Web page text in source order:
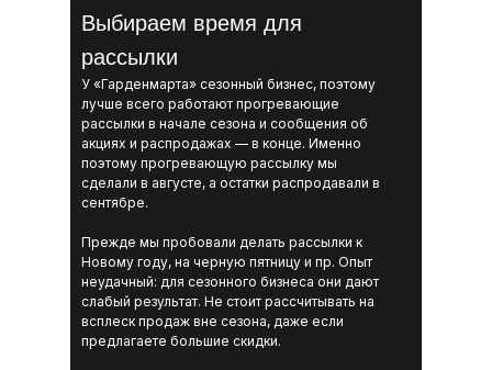
Выбираем время для
рассылки
У «Гарденмарта» сезонный бизнес, поэтому
лучше всего работают прогревающие
рассылки в начале сезона и сообщения об
акциях и распродажах — в конце. Именно
поэтому прогревающую рассылку мы
сделали в августе, а остатки распродавали в
сентябре.
Прежде мы пробовали делать рассылки к
Новому году, на черную пятницу и пр. Опыт
неудачный: для сезонного бизнеса они дают
слабый результат. Не стоит рассчитывать на
всплеск продаж вне сезона, даже если
предлагаете большие скидки.